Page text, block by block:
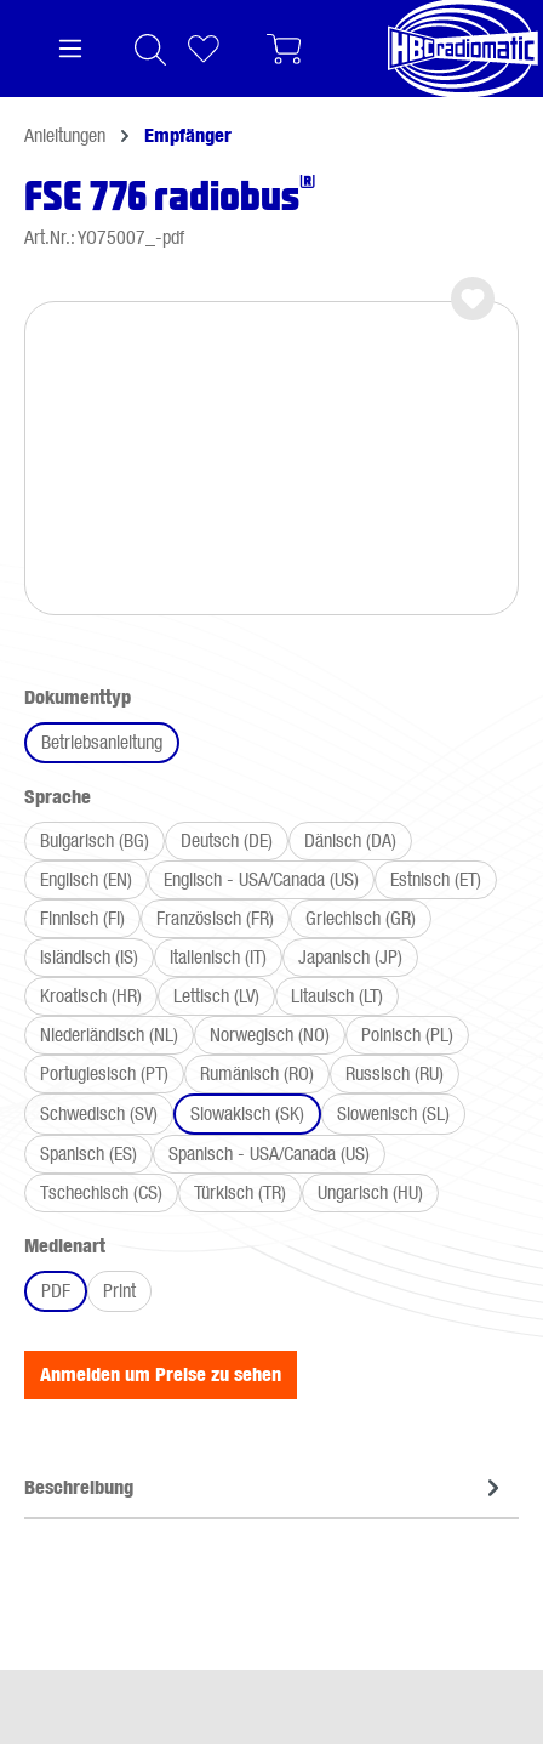
Anleitungen Empfänger
FSE 776 radiobus®
Art.Nr.: YO75007_-pdf
Bildergalerie überspringen
Dokumenttypauswählen
Betriebsanleitung
Spracheauswählen
Bulgarisch (BG)
Deutsch (DE)
Dänisch (DA)
Englisch (EN)
Englisch - USA/Canada (US)
Estnisch (ET)
Finnisch (FI)
Französisch (FR)
Griechisch (GR)
Isländisch (IS)
Italienisch (IT)
Japanisch (JP)
Kroatisch (HR)
Lettisch (LV)
Litauisch (LT)
Niederländisch (NL)
Norwegisch (NO)
Polnisch (PL)
Portugiesisch (PT)
Rumänisch (RO)
Russisch (RU)
Schwedisch (SV)
Slowakisch (SK)
Slowenisch (SL)
Spanisch (ES)
Spanisch - USA/Canada (US)
Tschechisch (CS)
Türkisch (TR) Ungarisch (HU)
Medienartauswählen
PDF
Print
Anmelden um Preise zu sehen
Beschreibung